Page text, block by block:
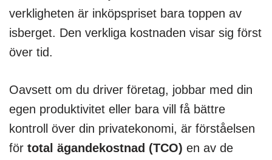
verkligheten är inköpspriset bara toppen av
isberget. Den verkliga kostnaden visar sig först
över tid.
Oavsett om du driver företag, jobbar med din
egen produktivitet eller bara vill få bättre
kontroll över din privatekonomi, är förståelsen
för total ägandekostnad (TCO) en av de